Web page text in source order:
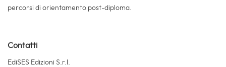
percorsi di orientamento post-diploma.
Contatti
EdiSES Edizioni S.r.l.